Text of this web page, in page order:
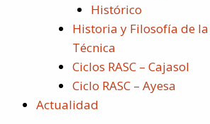
Histórico
Historia y Filosofía de
Técnica
Ciclos RASC – Cajasol
Ciclo RASC – Ayesa
Actualidad